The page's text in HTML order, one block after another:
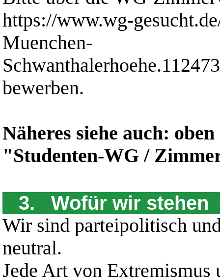
https://www.wg-
Muenchen-
bewerben.
Näheres siehe auch:
"Studenten-WG /
3. Wofür wir stehen
Wir sind parteipolitisch
neutral.
Jede Art von